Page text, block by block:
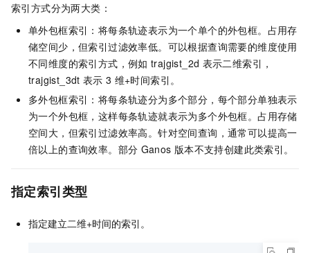
索引方式分为两大类：
单外包框索引：将每条轨迹表示为一个单个的外包框。占用存
储空间少，但索引过滤效率低。可以根据查询需要的维度使用
不同维度的索引方式，例如 trajgist_2d 表示二维索引，
trajgist_3dt 表示 3 维+时间索引。
多外包框索引：将每条轨迹分为多个部分，每个部分单独表示
为一个外包框，这样每条轨迹就表示为多个外包框。占用存储
空间大，但索引过滤效率高。针对空间查询，通常可以提高一
倍以上的查询效率。部分 Ganos 版本不支持创建此类索引。
指定索引类型
指定建立二维+时间的索引。